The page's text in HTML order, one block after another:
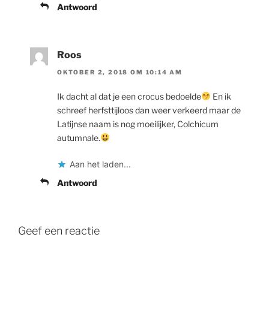
Antwoord
Roos
OKTOBER 2, 2018 OM 10:14 AM
Ik dacht al dat je een crocus bedoelde
En ik
schreef herfsttijloos dan weer verkeerd maar de
Latijnse naam is nog moeilijker, Colchicum
autumnale.
Aan het laden...
Antwoord
Geef een reactie